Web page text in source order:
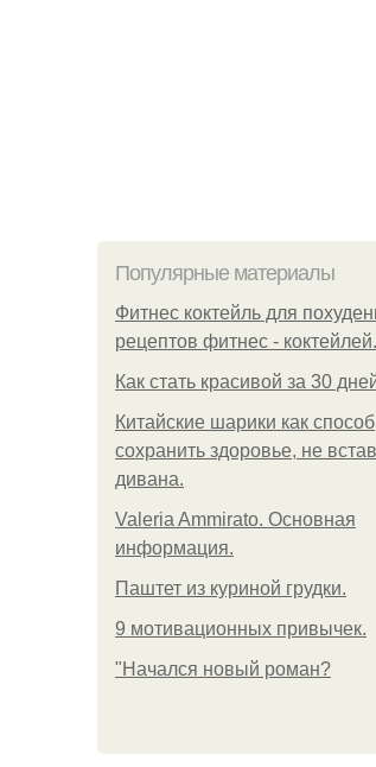
Популярные материалы
Фитнес коктейль для
рецептов фитнес - коктейлей.
Как стать красивой за 30
Китайские шарики как способ
сохранить здоровье, не
дивана.
Valeria Ammirato. Основная
информация.
Паштет из куриной грудки.
9 мотивационных привычек.
"Начался новый роман?